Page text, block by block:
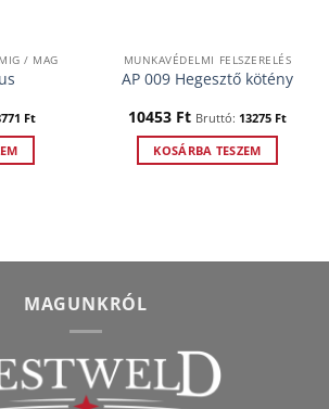
/ MAG
Ft
MUNKAVÉDELMI FELSZERELÉS
AP 009 Hegesztő kötény
10453 Ft Bruttó: 13275 Ft
KOSÁRBA TESZEM
MAGUNKRÓL